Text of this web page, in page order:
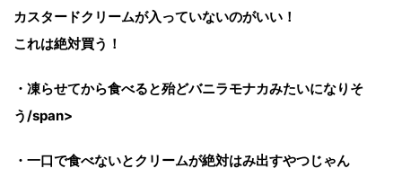
カスタードクリームが入っていないのがいい！
これは絶対買う！
・凍らせてから食べると殆どバニラモナカみたいになりそ
う/span>
・一口で食べないとクリームが絶対はみ出すやつじゃん